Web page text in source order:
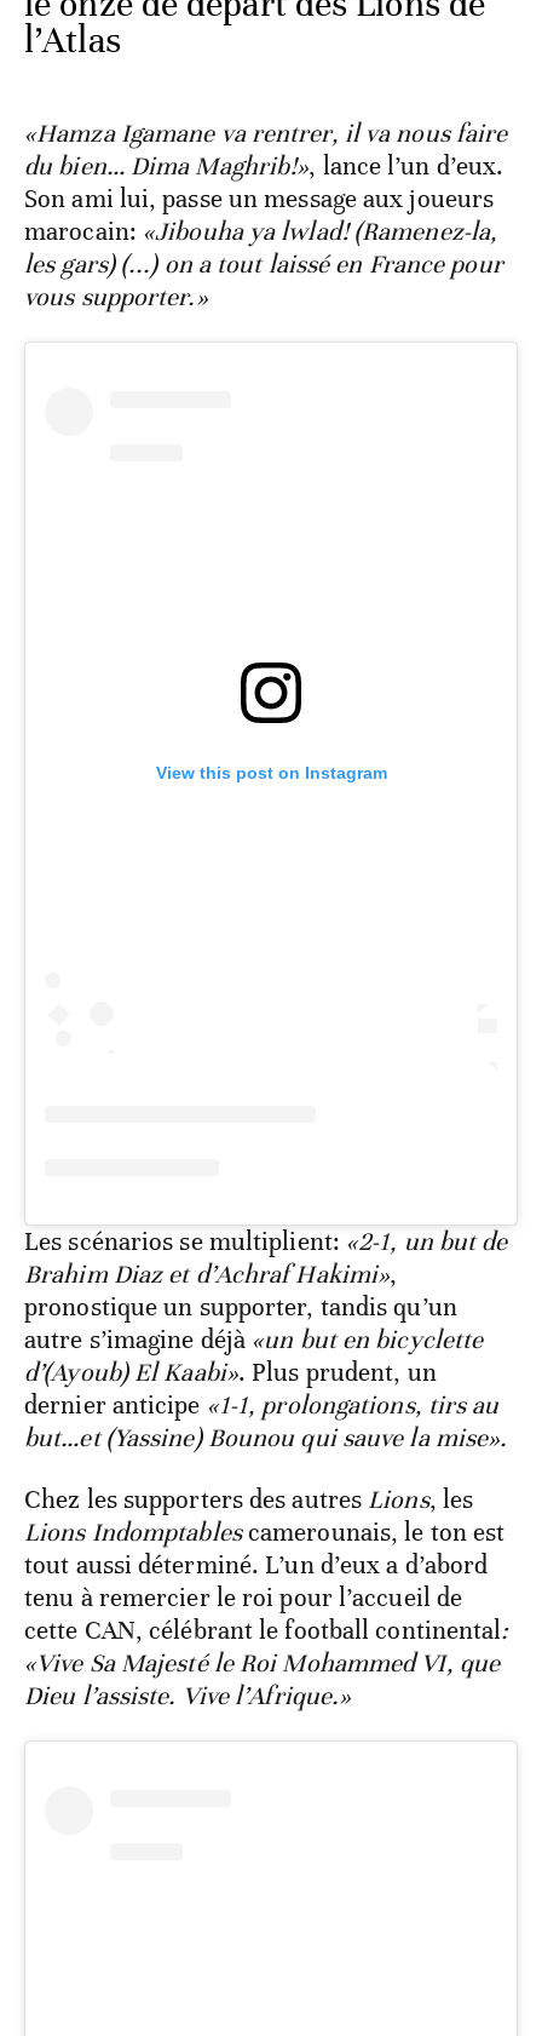
l’Atlas
«Hamza Igamane va rentrer, il va nous faire
du bien… Dima Maghrib!», lance l’un d’eux.
Son ami lui, passe un message aux joueurs
marocain: «Jibouha ya lwlad! (Ramenez-la,
les gars) (...) on a tout laissé en France pour
vous supporter.»
View this post on Instagram
Les scénarios se multiplient: «2-1, un but de
Brahim Diaz et d’Achraf Hakimi»,
pronostique un supporter, tandis qu’un
autre s’imagine déjà «un but en bicyclette
d’(Ayoub) El Kaabi». Plus prudent, un
dernier anticipe «1-1, prolongations, tirs au
but…et (Yassine) Bounou qui sauve la mise».
Chez les supporters des autres Lions, les
Lions Indomptablescamerounais, le ton est
tout aussi déterminé. L’un d’eux a d’abord
tenu à remercier le roi pour l’accueil de
cette CAN, célébrant le football continental:
«Vive Sa Majesté le Roi Mohammed VI, que
Dieu l’assiste. Vive l’Afrique.»